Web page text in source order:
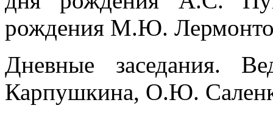
рождения М.Ю.
Дневные заседания.
Карпушкина, О.Ю.